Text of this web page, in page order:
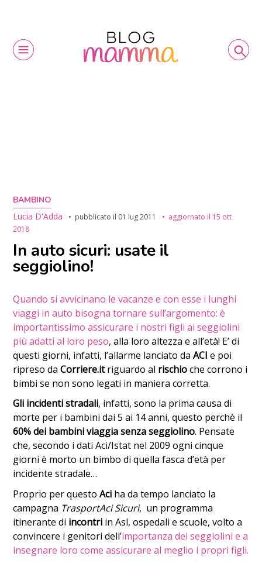
BAMBINO
Lucia D'Adda
pubblicato il 01 lug 2011 aggiornato il 15 ott
2018
In auto sicuri: usate il
seggiolino!
Quando si avvicinano le vacanze e con esse i lunghi
viaggi in auto bisogna tornare sull’argomento: è
importantissimo assicurare i nostri figli ai seggiolini
più adatti al loro peso, alla loro altezza e all’età! E’ di
questi giorni, infatti, l’allarme lanciato daACIe poi
ripreso daCorriere.itriguardo al rischioche corrono i
bimbi se non sono legati in maniera corretta.
Gli incidenti stradali, infatti, sono la prima causa di
morte per i bambini dai 5 ai 14 anni, questo perchè il
60% dei bambini viaggia senza seggiolino. Pensate
che, secondo i dati Aci/Istat nel 2009 ogni cinque
giorni è morto un bimbo di quella fasca d’età per
incidente stradale…
Proprio per questoAci ha da tempo lanciato la
campagna TrasportAci Sicuri, un programma
itinerante di incontri in Asl, ospedali e scuole, volto a
convincere i genitori dell’importanza dei seggiolini e a
insegnare loro come assicurare al meglio i propri figli.